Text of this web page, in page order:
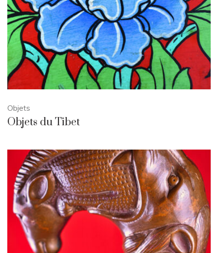
Objets
Objets du Tibet